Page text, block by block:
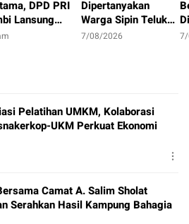
DPD PRI
Lansung
Dengan
Dipertanyakan
Warga Sipin Teluk
Duren, Jarak Dekat
7/08/2026
Pelatihan UMKM, Kolaborasi
UKM Perkuat Ekonomi
Camat A. Salim Sholat
Serahkan Hasil Kampung Bahagia